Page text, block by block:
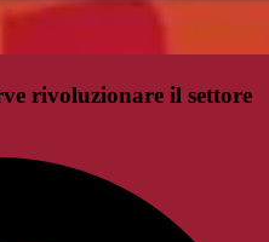
rivoluzionare il settore